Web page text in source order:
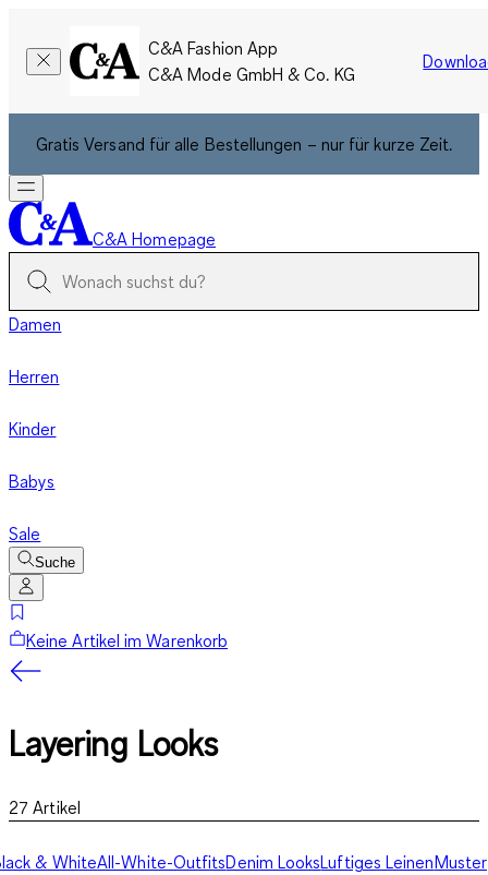
C&A Fashion App
C&A Mode GmbH & Co. KG
Gratis Versand für alle Bestellungen – nur für kurze Zeit.
C&A Homepage
Damen
Herren
Kinder
Babys
Sale
Suche
Keine Artikel im Warenkorb
Layering Looks
27 Artikel
& WhiteAll-White-OutfitsDenim LooksLuftiges LeinenMuster